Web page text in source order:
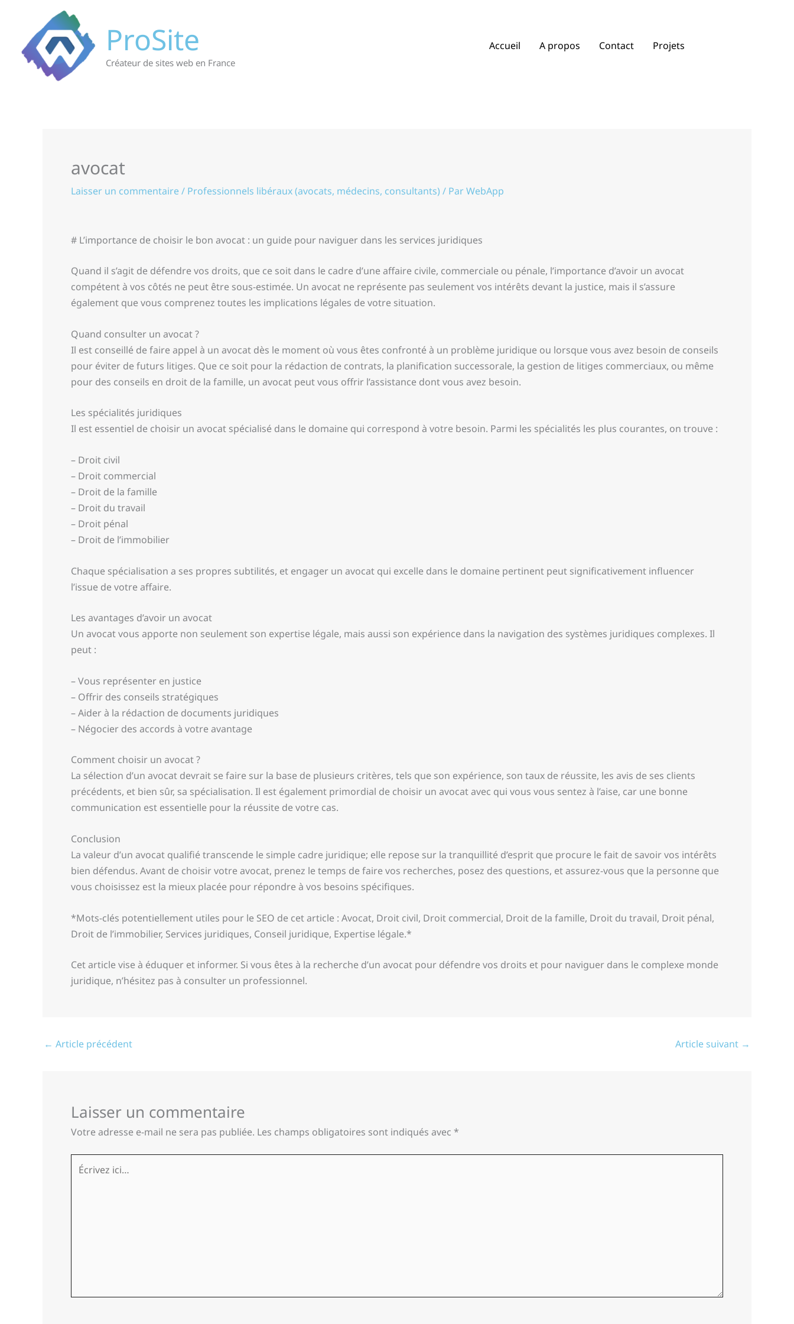
contenu
ProSite
Créateur de sites web en France
Accueil A propos Contact Projets
avocat
Laisser un commentaire/ Professionnels libéraux (avocats, médecins, consultants) / ParWebApp
# L’importance de choisir le bon avocat : un guide pour naviguer dans les services juridiques
Quand il s’agit de défendre vos droits, que ce soit dans le cadre d’une affaire civile, commerciale ou pénale, l’importance d’avoir un avocat
compétent à vos côtés ne peut être sous-estimée. Un avocat ne représente pas seulement vos intérêts devant la justice, mais il s’assure
également que vous comprenez toutes les implications légales de votre situation.
Quand consulter un avocat ?
Il est conseillé de faire appel à un avocat dès le moment où vous êtes confronté à un problème juridique ou lorsque vous avez besoin de conseils
pour éviter de futurs litiges. Que ce soit pour la rédaction de contrats, la planification successorale, la gestion de litiges commerciaux, ou même
pour des conseils en droit de la famille, un avocat peut vous offrir l’assistance dont vous avez besoin.
Les spécialités juridiques
Il est essentiel de choisir un avocat spécialisé dans le domaine qui correspond à votre besoin. Parmi les spécialités les plus courantes, on trouve :
– Droit civil
– Droit commercial
– Droit de la famille
– Droit du travail
– Droit pénal
– Droit de l’immobilier
Chaque spécialisation a ses propres subtilités, et engager un avocat qui excelle dans le domaine pertinent peut significativement influencer
l’issue de votre affaire.
Les avantages d’avoir un avocat
Un avocat vous apporte non seulement son expertise légale, mais aussi son expérience dans la navigation des systèmes juridiques complexes. Il
peut :
– Vous représenter en justice
– Offrir des conseils stratégiques
– Aider à la rédaction de documents juridiques
– Négocier des accords à votre avantage
Comment choisir un avocat ?
La sélection d’un avocat devrait se faire sur la base de plusieurs critères, tels que son expérience, son taux de réussite, les avis de ses clients
précédents, et bien sûr, sa spécialisation. Il est également primordial de choisir un avocat avec qui vous vous sentez à l’aise, car une bonne
communication est essentielle pour la réussite de votre cas.
Conclusion
La valeur d’un avocat qualifié transcende le simple cadre juridique; elle repose sur la tranquillité d’esprit que procure le fait de savoir vos intérêts
bien défendus. Avant de choisir votre avocat, prenez le temps de faire vos recherches, posez des questions, et assurez-vous que la personne que
vous choisissez est la mieux placée pour répondre à vos besoins spécifiques.
*Mots-clés potentiellement utiles pour le SEO de cet article : Avocat, Droit civil, Droit commercial, Droit de la famille, Droit du travail, Droit pénal,
Droit de l’immobilier, Services juridiques, Conseil juridique, Expertise légale.*
Cet article vise à éduquer et informer. Si vous êtes à la recherche d’un avocat pour défendre vos droits et pour naviguer dans le complexe monde
juridique, n’hésitez pas à consulter un professionnel.
← Article précédent Article suivant →
Laisser un commentaire
Votre adresse e-mail ne sera pas publiée. Les champs obligatoires sont indiqués avec *
Écrivez
ici…